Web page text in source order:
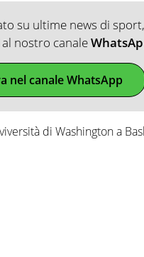
su ultime news di
nostro canale
nel canale WhatsApp
di Washington a